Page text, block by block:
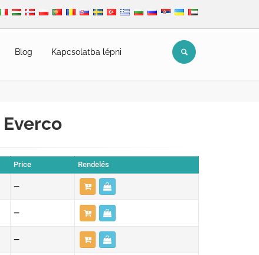
Blog Kapcsolatba lépni
Price Rendelés
—
—
—